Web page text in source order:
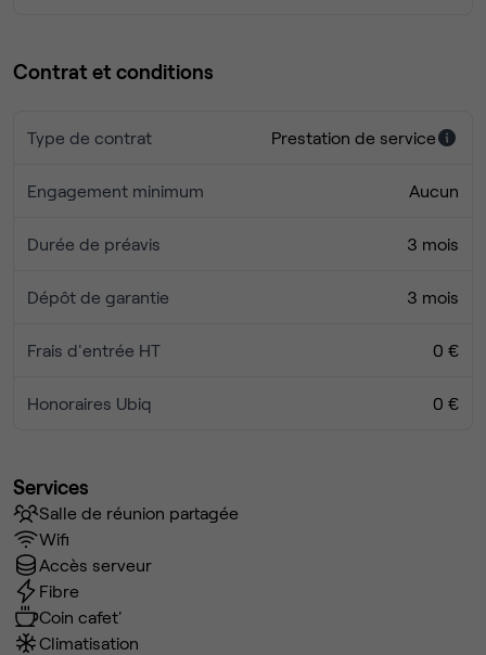
Contrat et conditions
Type de contrat Prestation de service
Engagement minimum Aucun
Durée de préavis 3 mois
Dépôt de garantie 3 mois
Frais d'entrée HT 0 €
Honoraires Ubiq 0 €
Services
Salle de réunion partagée
Wifi
Accès serveur
Fibre
Coin cafet'
Climatisation